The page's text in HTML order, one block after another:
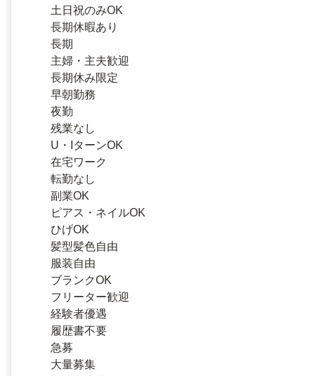
土日祝のみOK
長期休暇あり
長期
主婦・主夫歓迎
長期休み限定
早朝勤務
夜勤
残業なし
U・IターンOK
在宅ワーク
転勤なし
副業OK
ピアス・ネイルOK
ひげOK
髪型髪色自由
服装自由
ブランクOK
フリーター歓迎
経験者優遇
履歴書不要
急募
大量募集